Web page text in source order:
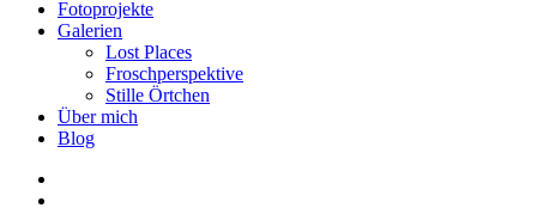
Fotoprojekte
Galerien
Lost Places
Froschperspektive
Stille Örtchen
Über mich
Blog